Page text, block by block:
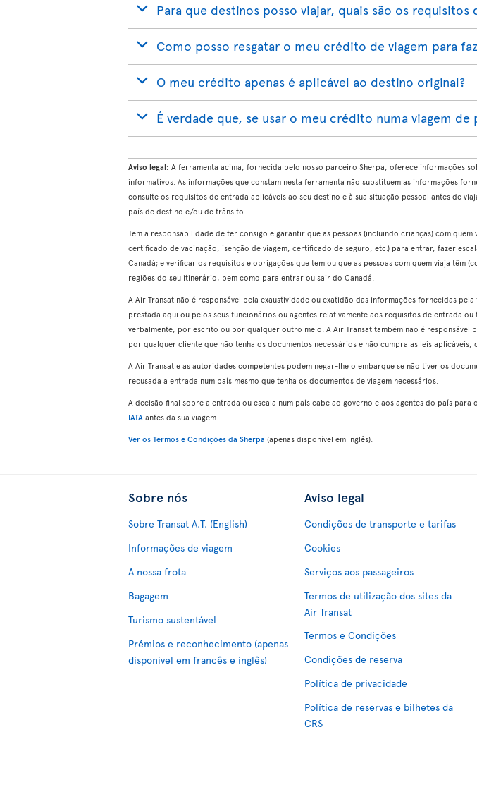
Para que destinos posso viajar, quais são os requisitos
Como posso resgatar o meu crédito de viagem para
O meu crédito apenas é aplicável ao destino original?
É verdade que, se usar o meu crédito numa viagem
Aviso legal: A ferramenta acima, fornecida pelo nosso parceiro Sherpa, oferece informações
informativos. As informações que constam nesta ferramenta não substituem as informações
consulte os requisitos de entrada aplicáveis ao seu destino e à sua situação pessoal antes de
país de destino e/ou de trânsito.
Tem a responsabilidade de ter consigo e garantir que as pessoas (incluindo crianças) com
certificado de vacinação, isenção de viagem, certificado de seguro, etc.) para entrar, fazer
Canadá; e verificar os requisitos e obrigações que tem ou que as pessoas com quem viaja
regiões do seu itinerário, bem como para entrar ou sair do Canadá.
A Air Transat não é responsável pela exaustividade ou exatidão das informações fornecidas
prestada aqui ou pelos seus funcionários ou agentes relativamente aos requisitos de entrada
verbalmente, por escrito ou por qualquer outro meio. A Air Transat também não é
por qualquer cliente que não tenha os documentos necessários e não cumpra as leis
A Air Transat e as autoridades competentes podem negar-lhe o embarque se não tiver os
recusada a entrada num país mesmo que tenha os documentos de viagem necessários.
A decisão final sobre a entrada ou escala num país cabe ao governo e aos agentes do país
IATA antes da sua viagem.
Ver os Termos e Condições da Sherpa (apenas disponível em inglês).
Sobre nós
Sobre Transat A.T. (English)
Informações de viagem
A nossa frota
Bagagem
Turismo sustentável
Prémios e reconhecimento (apenas
disponível em francês e inglês)
Aviso legal
Condições de transporte e tarifas
Cookies
Serviços aos passageiros
Termos de utilização dos sites da
Air Transat
Termos e Condições
Condições de reserva
Política de privacidade
Política de reservas e bilhetes da
CRS